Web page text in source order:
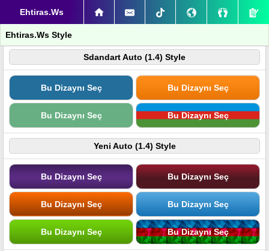
Ehtiras.Ws
Ehtiras.Ws Style
Sdandart Auto (1.4) Style
Bu Dizaynı Seç Bu Dizaynı Seç
Bu Dizaynı Seç Bu Dizaynı Seç
Yeni Auto (1.4) Style
Bu Dizaynı Seç Bu Dizaynı Seç
Bu Dizaynı Seç Bu Dizaynı Seç
Bu Dizaynı Seç Bu Dizaynı Seç